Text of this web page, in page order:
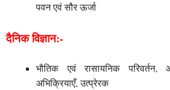
पवन एवं सौर ऊर्जा
दैनिक विज्ञान:-
भौतिक एवं रासायनिक
अभिक्रियाएँ, उत्प्रेरक